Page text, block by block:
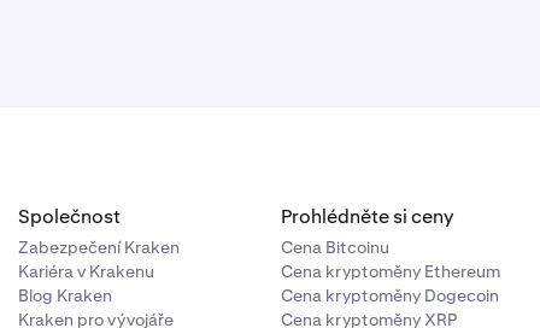
Plaid.
Společnost
Zabezpečení Kraken
Kariéra v Krakenu
Blog Kraken
Kraken pro vývojáře
Prohlédněte si ceny
Cena Bitcoinu
Cena kryptoměny Ethereum
Cena kryptoměny Dogecoin
Cena kryptoměny XRP